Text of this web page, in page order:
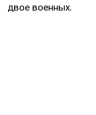
двое военных.